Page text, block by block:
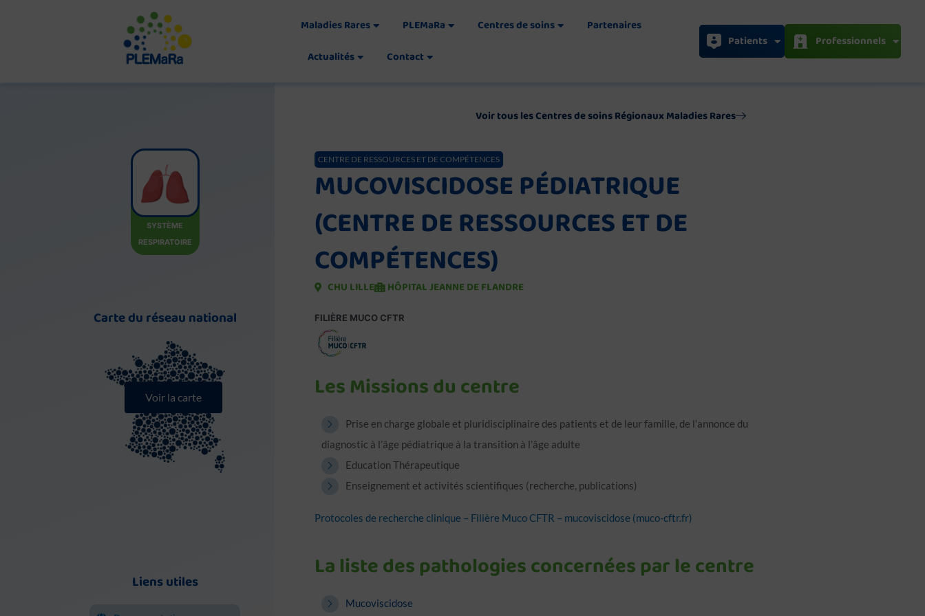
Maladies Rares PLEMaRa Centres de soins
Partenaires
Actualités
Contact
Patients Professionnels
SYSTÈME
RESPIRATOIRE
Carte du réseau national
Voir la carte
Liens utiles
Voir tous les Centres de soins Régionaux Maladies Rares
CENTRE DE RESSOURCES ET DE COMPÉTENCES
MUCOVISCIDOSE PÉDIATRIQUE
(CENTRE DE RESSOURCES ET DE
COMPÉTENCES)
CHU LILLE HÔPITAL JEANNE DE FLANDRE
FILIÈRE MUCO CFTR
Les Missions du centre
Prise en charge globale et pluridisciplinaire des patients et de leur famille, de l’annonce du
diagnostic à l’âge pédiatrique à la transition à l’âge adulte
Education Thérapeutique
Enseignement et activités scientifiques (recherche, publications)
Protocoles de recherche clinique – Filière Muco CFTR – mucoviscidose (muco-cftr.fr)
La liste des pathologies concernées par le centre
Mucoviscidose